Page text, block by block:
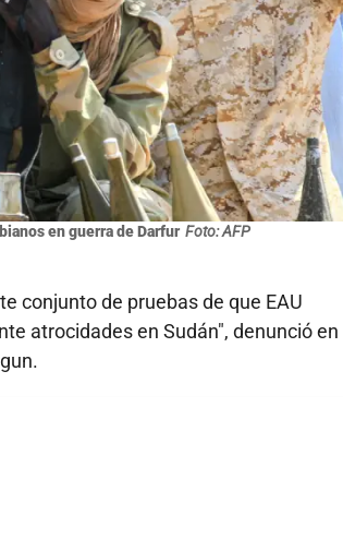
en guerra de Darfur Foto: AFP
conjunto de pruebas de que EAU
atrocidades en Sudán", denunció en